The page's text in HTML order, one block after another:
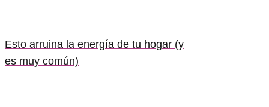
Esto arruina la energía de tu hogar (y
es muy común)